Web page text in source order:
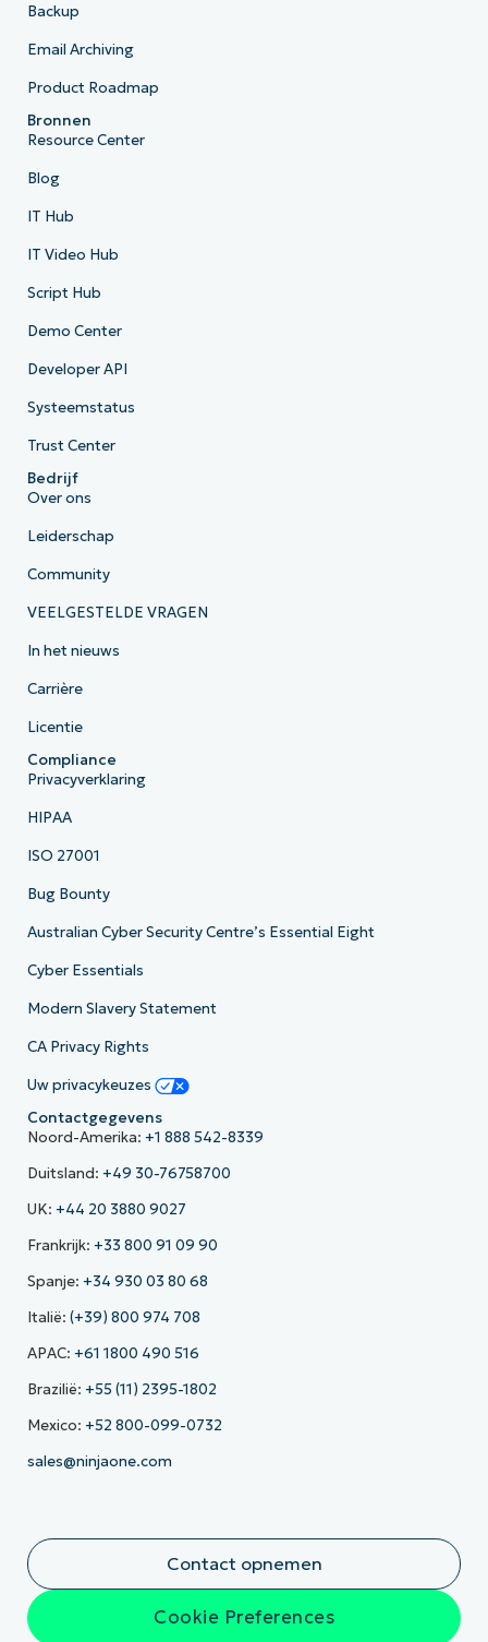
Backup
Email Archiving
Product Roadmap
Bronnen
Resource Center
Blog
IT Hub
IT Video Hub
Script Hub
Demo Center
Developer API
Systeemstatus
Trust Center
Bedrijf
Over ons
Leiderschap
Community
VEELGESTELDE VRAGEN
In het nieuws
Carrière
Licentie
Compliance
Privacyverklaring
HIPAA
ISO 27001
Bug Bounty
Australian Cyber Security Centre’s Essential Eight
Cyber Essentials
Modern Slavery Statement
CA Privacy Rights
Uw privacykeuzes
Contactgegevens
Noord-Amerika: +1 888 542-8339
Duitsland: +49 30-76758700
UK: +44 20 3880 9027
Frankrijk: +33 800 91 09 90
Spanje: +34 930 03 80 68
Italië: (+39) 800 974 708
APAC: +61 1800 490 516
Brazilië: +55 (11) 2395-1802
Mexico: +52 800-099-0732
sales@ninjaone.com
Contact opnemen
Cookie Preferences